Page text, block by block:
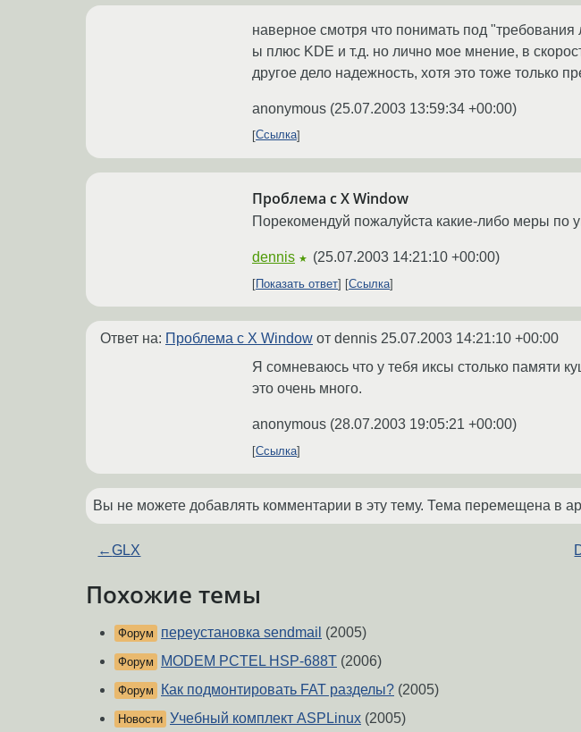
наверное смотря что понимать под
ы плюс KDE и т.д. но лично мое мнение, в
другое дело надежность, хотя это тоже только
anonymous (25.07.2003 13:59:34 +00:00)
Ссылка
Проблема с X Window
Порекомендуй пожалуйста какие-либо меры по
dennis ★ (25.07.2003 14:21:10 +00:00)
Показать ответ Ссылка
Ответ на: Проблема с X Window от dennis 25.07.2003 14:21:10 +00:00
Я сомневаюсь что у тебя иксы столько памяти
это очень много.
anonymous (28.07.2003 19:05:21 +00:00)
Ссылка
Вы не можете добавлять комментарии в эту тему. Тема перемещена в
←GLX
Похожие темы
Форум переустановка sendmail (2005)
Форум MODEM PCTEL HSP-688T (2006)
Форум Как подмонтировать FAT разделы? (2005)
Новости Учебный комплект ASPLinux (2005)